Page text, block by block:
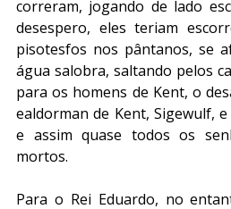
correram, jogando de lado
desespero, eles teriam
pisotesfos nos pântanos, se
água salobra, saltando pelos
para os homens de Kent, o
ealdorman de Kent, Sigewulf,
e assim quase todos os
mortos.
Para o Rei Eduardo, no